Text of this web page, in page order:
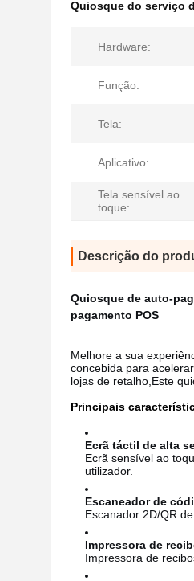
Quiosque do serviço
Hardware:
Função:
Tela:
Aplicativo:
Tela sensível ao
toque:
Descrição do
Quiosque de auto-
pagamento POS
Melhore a sua
concebida para
lojas de retalho,Este
Principais
Ecrã táctil de alta
Ecrã sensível ao
utilizador.
Escaneador de
Escanador 2D/QR
Impressora de
Impressora de